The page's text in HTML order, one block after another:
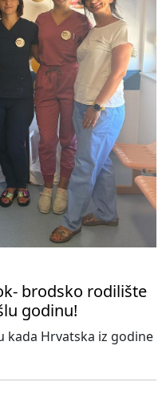
brodsko rodilište
godinu!
kada Hrvatska iz godine